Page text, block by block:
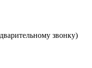
звонку)